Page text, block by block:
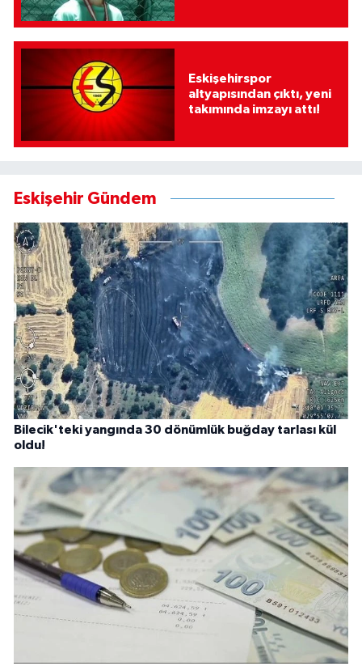
Eskişehirspor
altyapısından çıktı, yeni
takımında imzayı attı!
Eskişehir Gündem
Bilecik'teki yangında 30 dönümlük buğday tarlası kül
oldu!